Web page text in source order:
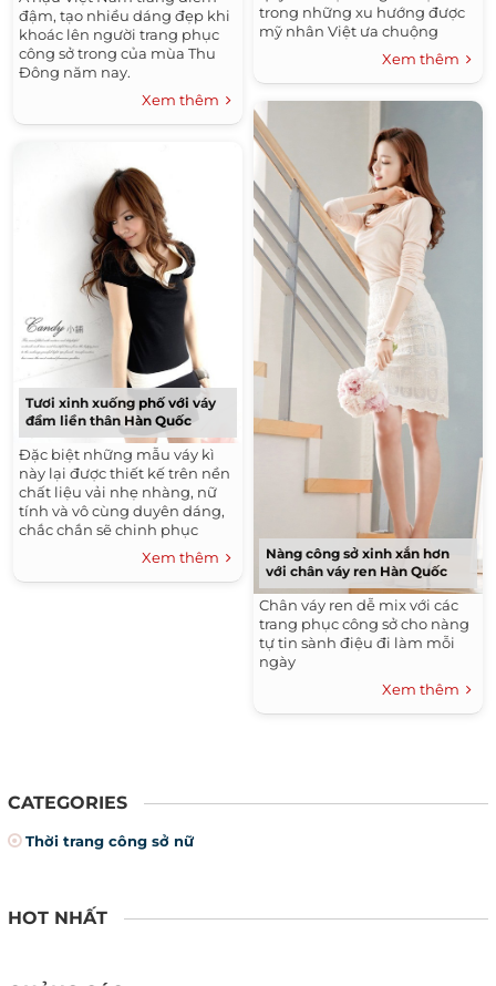
Áo Sơ Mi Nữ Công Sở Đẹp Hàn Quốc 2016
Tóc Xoăn Đẹp
Đầm Đẹp - Váy Đẹp Công Sở Hàn Quốc 2016
Áo Sơ Mi Nam Đẹp
Tóc Tết Đẹp
Áo Khoác Nam Đẹp Hàn Quốc 2015 - 2016 Ấm Áp
Không Lạnh
Tóc Dài Đẹp
Những Kiểu Tóc Nam Đẹp
Tóc Uốn Xoăn Đẹp
Thời Trang Thu Đông Hàn Quốc 2015 - 2016
Tóc Ngắn Đẹp
Thời Trang Hè
Kiểu Tóc Đẹp
Thời Trang Nam Hè 2016
Xu Hướng Tóc Đẹp 2016
Những Kiểu Tóc Đẹp
đậm, tạo nhiều dáng đẹp khi
khoác lên người trang phục
công sở trong của mùa Thu
Đông năm nay.
Xem thêm
Tươi xinh xuống phố với váy
đầm liền thân Hàn Quốc
Đặc biệt những mẫu váy kì
này lại được thiết kế trên nền
chất liệu vải nhẹ nhàng, nữ
tính và vô cùng duyên dáng,
chắc chắn sẽ chinh phục
được bất cứ cô bạn nào dù là
Xem thêm
trong những xu hướng được
mỹ nhân Việt ưa chuộng
trong thời gian qua.Xem thêm
Nàng công sở xinh xắn hơn
với chân váy ren Hàn Quốc
Chân váy ren dễ mix với các
trang phục công sở cho nàng
tự tin sành điệu đi làm mỗi
ngày
Xem thêm
CATEGORIES
Thời trang công sở nữ
HOT NHẤT